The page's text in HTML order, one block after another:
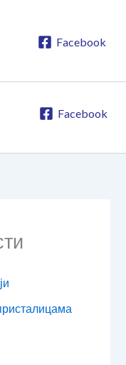
Facebook
Facebook